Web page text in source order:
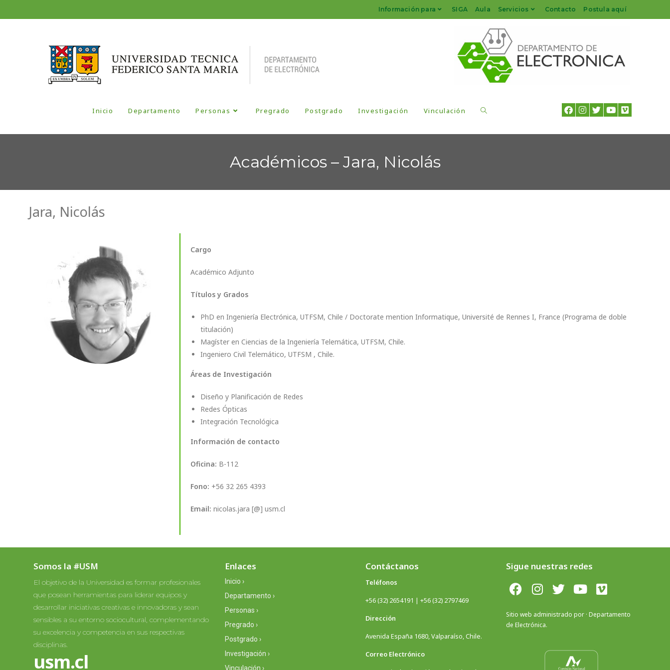
Información para SIGA Aula Servicios Contacto Postula aquí
Inicio Departamento Personas Pregrado Postgrado Investigación Vinculación
Académicos – Jara, Nicolás
Jara, Nicolás
Cargo
Académico Adjunto
Títulos y Grados
PhD en Ingeniería Electrónica, UTFSM, Chile / Doctorate mention Informatique, Université de Rennes I, France (Programa de doble
titulación)
Magíster en Ciencias de la Ingeniería Telemática, UTFSM, Chile.
Ingeniero Civil Telemático, UTFSM , Chile.
Áreas de Investigación
Diseño y Planificación de Redes
Redes Ópticas
Integración Tecnológica
Información de contacto
Oficina: B-112
Fono: +56 32 265 4393
Email: nicolas.jara [@] usm.cl
Somos la #USM
El objetivo de la Universidad es formar profesionales
que posean herramientas para liderar equipos y
desarrollar iniciativas creativas e innovadoras y sean
sensibles a su entorno sociocultural, complementando
su excelencia y competencia en sus respectivas
disciplinas.
usm.cl
Enlaces
Inicio ›
Departamento ›
Personas ›
Pregrado ›
Postgrado ›
Investigación ›
Vinculación ›
Contáctanos
Teléfonos
+56 (32) 2654191 | +56 (32) 2797469
Dirección
Avenida España 1680, Valparaíso, Chile.
Correo Electrónico
Sigue nuestras redes
Sitio web administrado por · Departamento
de Electrónica.